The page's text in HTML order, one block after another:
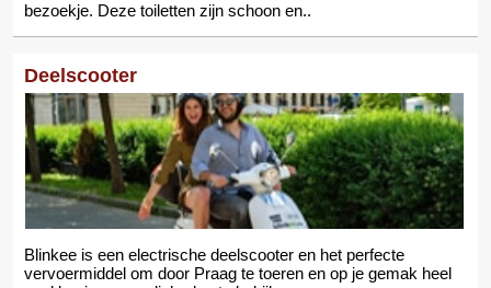
bezoekje. Deze toiletten zijn schoon en..
Deelscooter
Blinkee is een electrische deelscooter en het perfecte
vervoermiddel om door Praag te toeren en op je gemak heel